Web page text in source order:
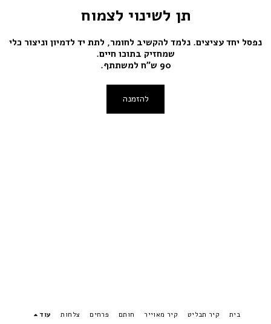
תן לשינוי לצמוח
שמחזיק בתוכו חיים.
90 ש"ח למשתתף.
להזמנה
בית קיר תבליט קיר מאוייר חותם פרחים צלחות עוד